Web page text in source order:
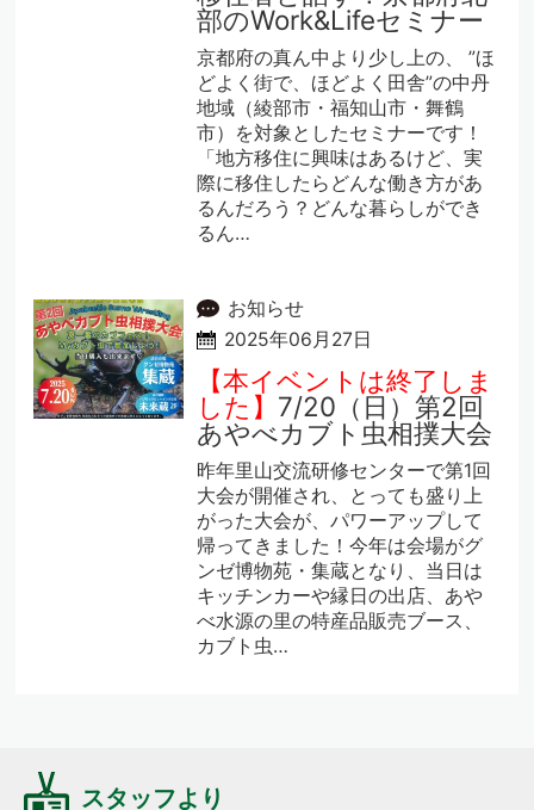
部のWork&Lifeセミナー
京都府の真ん中より少し上の、 ”ほ
どよく街で、ほどよく田舎”の中丹
地域（綾部市・福知山市・舞鶴
市）を対象としたセミナーです！
「地方移住に興味はあるけど、実
際に移住したらどんな働き方があ
るんだろう？どんな暮らしができ
るん…
お知らせ
2025年06月27日
【本イベントは終了しま
した】 7/20（日）第2回
あやべカブト虫相撲大会
昨年里山交流研修センターで第1回
大会が開催され、とっても盛り上
がった大会が、パワーアップして
帰ってきました！今年は会場がグ
ンゼ博物苑・集蔵となり、当日は
キッチンカーや縁日の出店、あや
べ水源の里の特産品販売ブース、
カブト虫…
スタッフより